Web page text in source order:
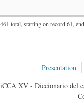
total, starting on record 61,
Presentation
XV - Diccionario del